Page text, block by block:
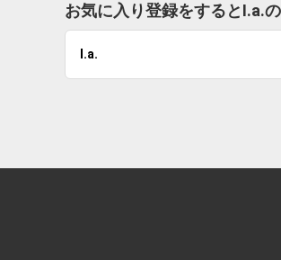
お気に入り登録をするとI.a.
I.a.